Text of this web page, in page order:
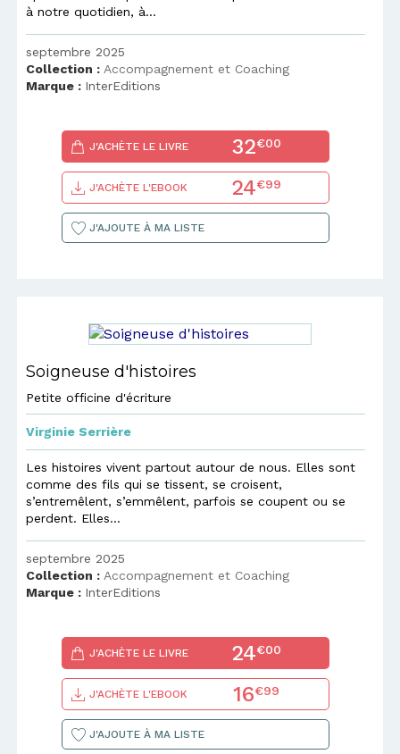
à notre quotidien, à...
septembre 2025
Collection : Accompagnement et Coaching
Marque : InterEditions
J'ACHÈTE LE LIVRE 32€00
J'ACHÈTE L'EBOOK 24€99
J'AJOUTE À MA LISTE
Soigneuse d'histoires
Petite officine d'écriture
Virginie Serrière
Les histoires vivent partout autour de nous. Elles sont
comme des fils qui se tissent, se croisent,
s’entremêlent, s’emmêlent, parfois se coupent ou se
perdent. Elles...
septembre 2025
Collection : Accompagnement et Coaching
Marque : InterEditions
J'ACHÈTE LE LIVRE 24€00
J'ACHÈTE L'EBOOK 16€99
J'AJOUTE À MA LISTE